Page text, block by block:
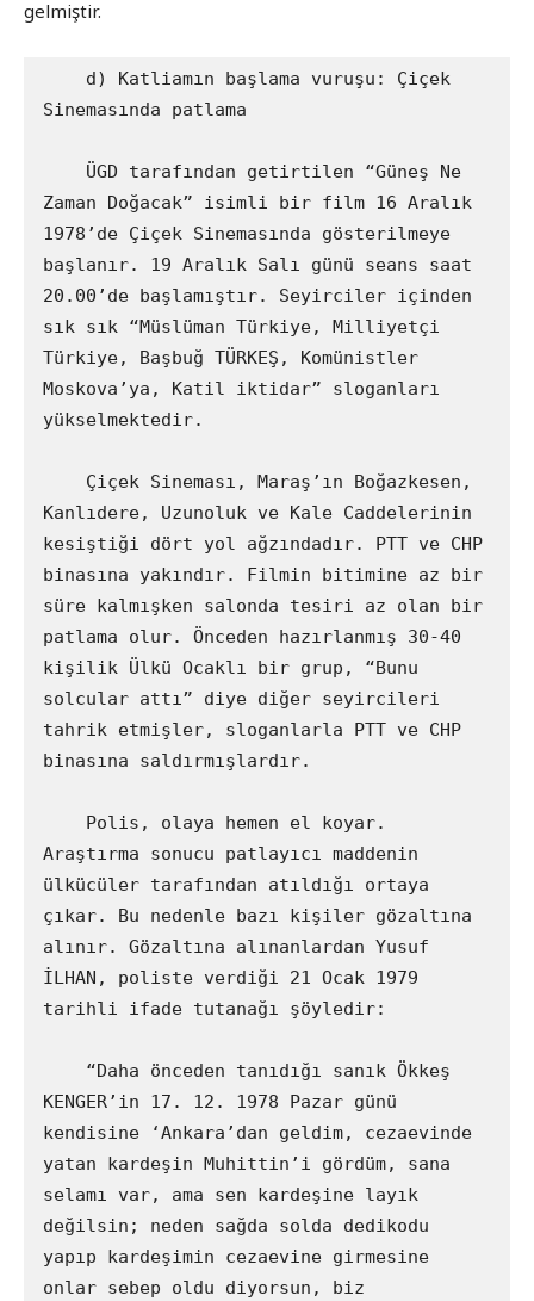
gelmiştir.
Sinemasında patlama
Zaman Doğacak” isimli bir film 16 Aralık
1978’de Çiçek Sinemasında gösterilmeye
başlanır. 19 Aralık Salı günü seans saat
20.00’de başlamıştır. Seyirciler içinden
sık sık “Müslüman Türkiye, Milliyetçi
Türkiye, Başbuğ TÜRKEŞ, Komünistler
Moskova’ya, Katil iktidar” sloganları
yükselmektedir.
Kanlıdere, Uzunoluk ve Kale Caddelerinin
kesiştiği dört yol ağzındadır. PTT ve CHP
binasına yakındır. Filmin bitimine az bir
süre kalmışken salonda tesiri az olan bir
patlama olur. Önceden hazırlanmış 30-40
kişilik Ülkü Ocaklı bir grup, “Bunu
solcular attı” diye diğer seyircileri
tahrik etmişler, sloganlarla PTT ve CHP
binasına saldırmışlardır.
Araştırma sonucu patlayıcı maddenin
ülkücüler tarafından atıldığı ortaya
çıkar. Bu nedenle bazı kişiler gözaltına
alınır. Gözaltına alınanlardan Yusuf
İLHAN, poliste verdiği 21 Ocak 1979
tarihli ifade tutanağı şöyledir:
KENGER’in 17. 12. 1978 Pazar günü
kendisine ‘Ankara’dan geldim, cezaevinde
yatan kardeşin Muhittin’i gördüm, sana
selamı var, ama sen kardeşine layık
değilsin; neden sağda solda dedikodu
yapıp kardeşimin cezaevine girmesine
onlar sebep oldu diyorsun, biz